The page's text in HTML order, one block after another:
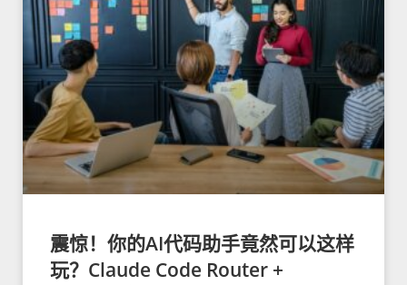
震惊！你的AI代码助手竟然可以这样
玩？Claude Code Router +